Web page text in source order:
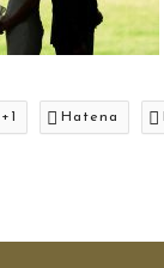
+1 Hatena